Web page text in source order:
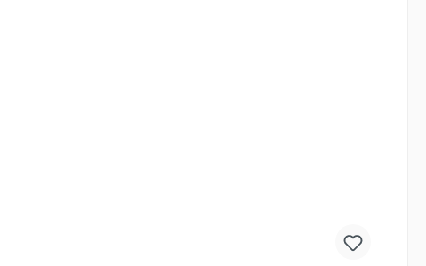
Kakaomasse, Laktose, Butterreinfett, magerer Kakao,
16g Kohlenhydrate: 62g, davon Zucker: 52g Eiweiß:
auch für weitere Angaben zu diesem Produkt, die uns